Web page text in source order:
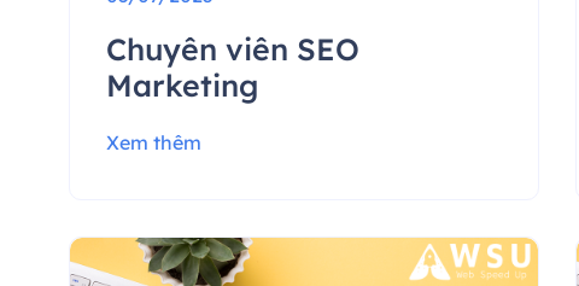
Chuyên viên SEO
Marketing
Xem thêm